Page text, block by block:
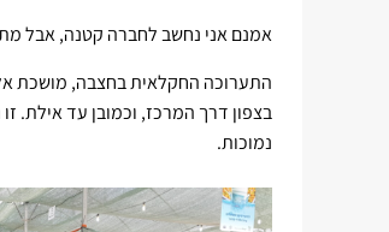
אמנם אני נחשב לחברה קטנה, אבל
התערוכה החקלאית בחצבה, מושכת
בצפון דרך המרכז, וכמובן עד אילת.
נמוכות.